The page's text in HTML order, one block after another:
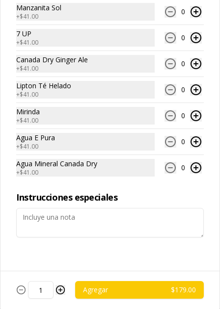
Papas Fritas Individuales
acompañadas con una porción de
Papas Fritas Individuales
Queso Cheddar
Porción individual de papas fritas
compartir
$119.00
Papas Fritas para
compartir Guacamole
Porción grande de papas fritas
servidas con una capa de guacamole
Manzanita Sol
+$41.00
0
7 UP
+$41.00
0
Canada Dry Ginger Ale
+$41.00
0
Lipton Té Helado
+$41.00
0
Mirinda
+$41.00
0
Agua E Pura
+$41.00
0
Agua Mineral Canada Dry
+$41.00
0
Instrucciones especiales
Agregar $179.00